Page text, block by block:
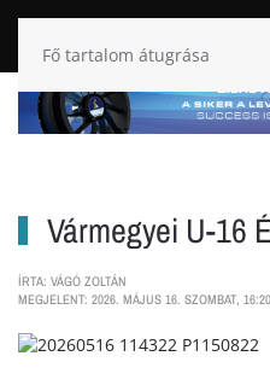
Fő tartalom átugrása
Vármegyei U-16
ÍRTA: VÁGÓ ZOLTÁN
MEGJELENT: 2026. MÁJUS 16. SZOMBAT, 16:20